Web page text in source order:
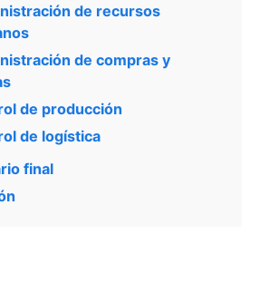
de recursos
de compras y
de producción
de logística
final